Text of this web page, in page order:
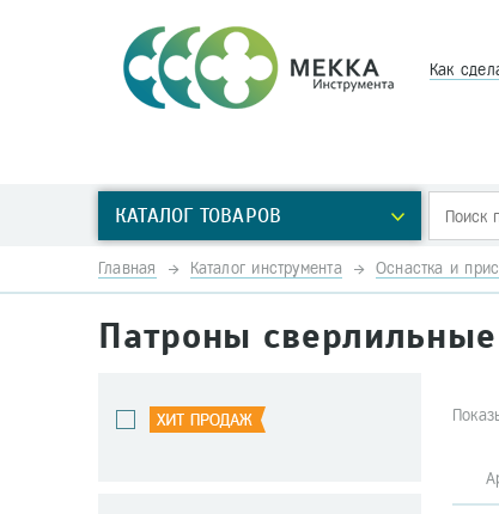
Как
КАТАЛОГ ТОВАРОВ
Главная Каталог инструмента Оснастка и
Патроны сверлильные